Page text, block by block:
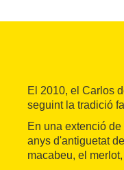
El 2010, el Carlos
seguint la tradició
En una extenció
anys d'antiguetat
macabeu, el